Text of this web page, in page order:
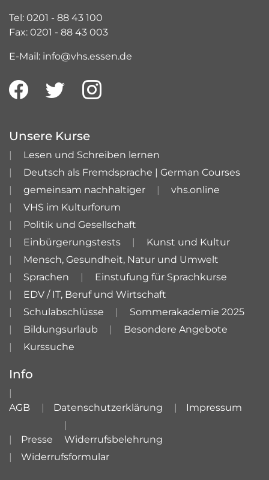
Tel: 0201 - 88 43 100
Fax: 0201 - 88 43 003
E-Mail: info@vhs.essen.de
Unsere Kurse
Lesen und Schreiben lernen
Deutsch als Fremdsprache | German Courses
gemeinsam nachhaltiger
vhs.online
VHS im Kulturforum
Politik und Gesellschaft
Einbürgerungstests
Kunst und Kultur
Mensch, Gesundheit, Natur und Umwelt
Sprachen
Einstufung für Sprachkurse
EDV / IT, Beruf und Wirtschaft
Schulabschlüsse
Sommerakademie 2025
Bildungsurlaub
Besondere Angebote
Kurssuche
Info
AGB Datenschutzerklärung Impressum
Presse
Widerrufsbelehrung
Widerrufsformular